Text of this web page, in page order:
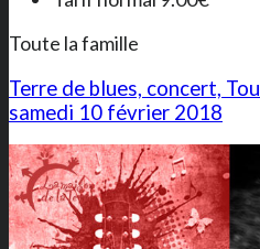
Toute la famille
Terre de blues, concert,
samedi 10 février 2018